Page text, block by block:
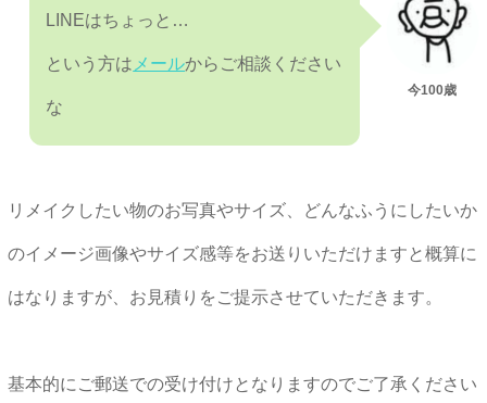
今100歳
LINEはちょっと…
という方は メールからご相談ください
な
リメイクしたい物のお写真やサイズ、どんなふうにしたいか
のイメージ画像やサイズ感等をお送りいただけますと概算に
はなりますが、お見積りをご提示させていただきます。
基本的にご郵送での受け付けとなりますのでご了承ください